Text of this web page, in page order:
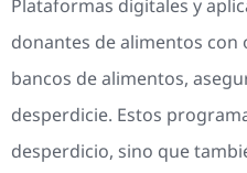
Plataformas digitales y
donantes de alimentos con
bancos de alimentos,
desperdicie. Estos
desperdicio, sino que